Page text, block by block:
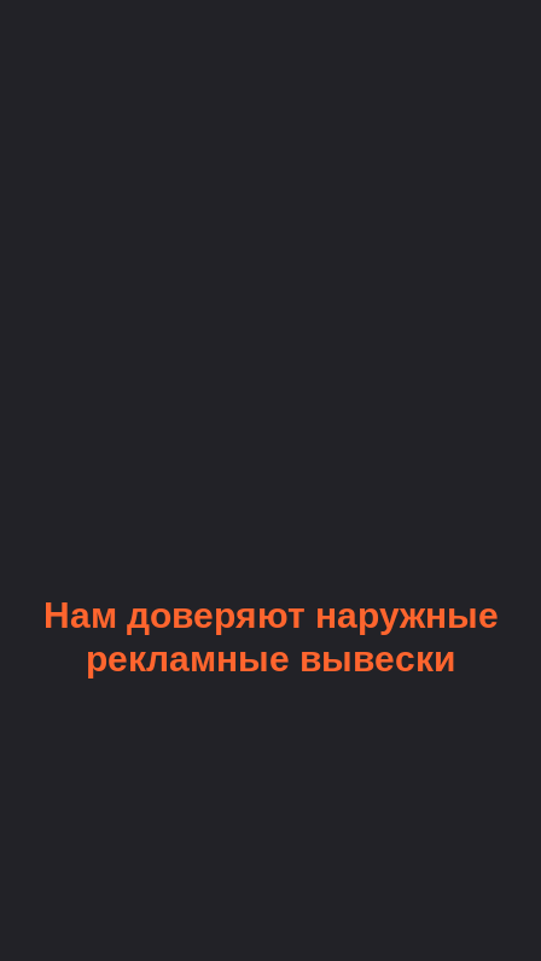
Нам доверяют наружные
рекламные вывески